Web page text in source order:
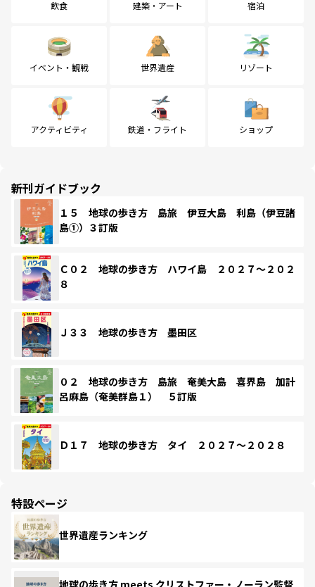
飲食 建築・アート 宿泊
イベント・観戦 世界遺産 リゾート
アクティビティ 鉄道・フライト ショップ
新刊ガイドブック
１５ 地球の歩き方 島旅 伊豆大島 利島（伊豆諸
島①）３訂版
Ｃ０２ 地球の歩き方 ハワイ島 ２０２７～２０２
８
Ｊ３３ 地球の歩き方 墨田区
０２ 地球の歩き方 島旅 奄美大島 喜界島 加計
呂麻島（奄美群島１） ５訂版
Ｄ１７ 地球の歩き方 タイ ２０２７～２０２８
特設ページ
世界遺産ランキング
地球の歩き方 meets クリストファー・ノーラン監督